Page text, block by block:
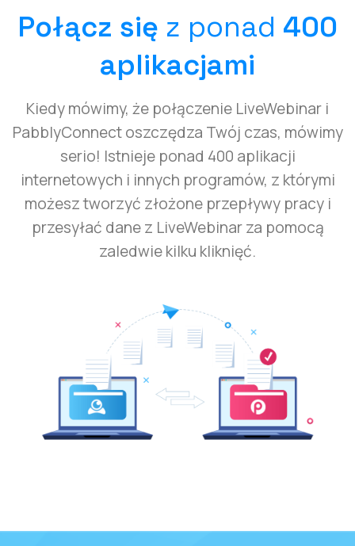
Połącz się z ponad 400
aplikacjami
Kiedy mówimy, że połączenie LiveWebinar i
PabblyConnect oszczędza Twój czas, mówimy
serio! Istnieje ponad 400 aplikacji
internetowych i innych programów, z którymi
możesz tworzyć złożone przepływy pracy i
przesyłać dane z LiveWebinar za pomocą
zaledwie kilku kliknięć.